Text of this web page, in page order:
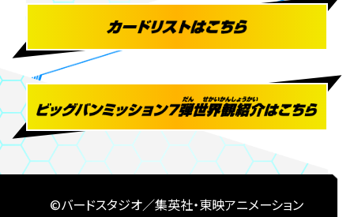
©バードスタジオ／集英社・東映アニメーション